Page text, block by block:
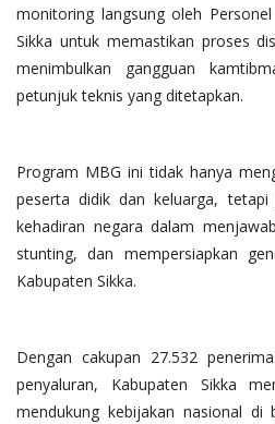
monitoring langsung oleh
Sikka untuk memastikan proses
menimbulkan gangguan
petunjuk teknis yang ditetapkan.
Program MBG ini tidak hanya
peserta didik dan keluarga,
kehadiran negara dalam
stunting, dan mempersiapkan
Kabupaten Sikka.
Dengan cakupan 27.532
penyaluran, Kabupaten Sikka
mendukung kebijakan nasional di